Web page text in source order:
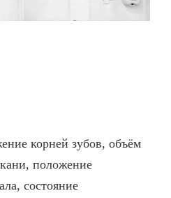
корней зубов, объём
положение
состояние